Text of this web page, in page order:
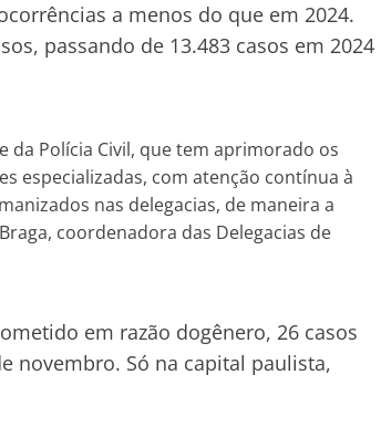
a menos do que em 2024.
passando de 13.483 casos em 2024
da Polícia Civil, que tem aprimorado os
especializadas, com atenção contínua à
nas delegacias, de maneira a
coordenadora das Delegacias de
em razão dogênero, 26 casos
novembro. Só na capital paulista,